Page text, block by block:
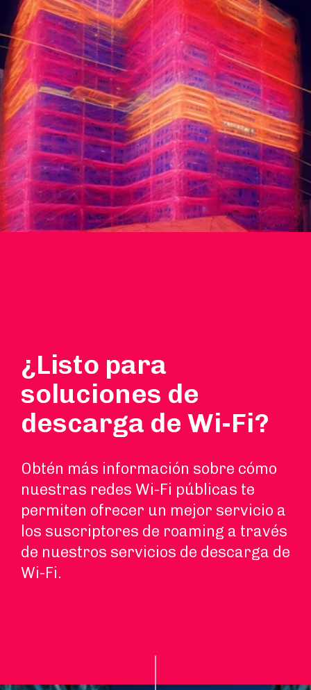
¿Listo para
soluciones de
descarga de Wi-Fi?
Obtén más información sobre cómo
nuestras redes Wi-Fi públicas te
permiten ofrecer un mejor servicio a
los suscriptores de roaming a través
de nuestros servicios de descarga de
Wi-Fi.